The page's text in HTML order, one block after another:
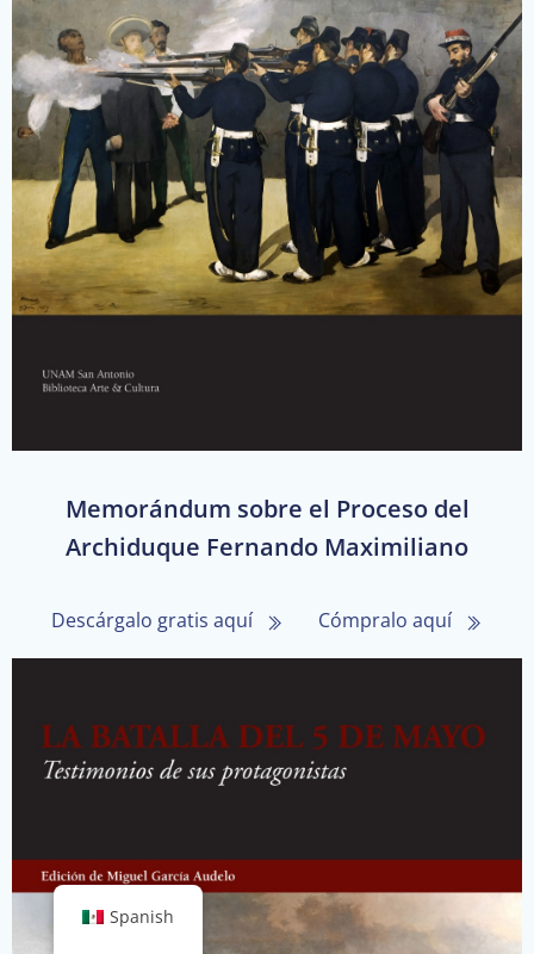
Memorándum sobre el Proceso del
Archiduque Fernando Maximiliano
Descárgalo gratis aquí Cómpralo aquí
Spanish